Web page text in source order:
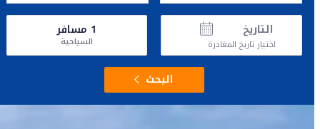
التاريخ
اختيار تاريخ المغادرة
1 مسافر
السياحية
البحث